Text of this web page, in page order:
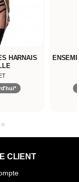
HARNAIS
CLIENT